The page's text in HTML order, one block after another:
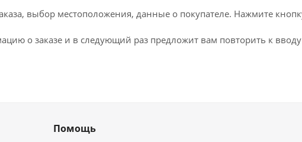
выбор местоположения, данные о покупателе. Нажмите
о заказе и в следующий раз предложит вам повторить к
Помощь